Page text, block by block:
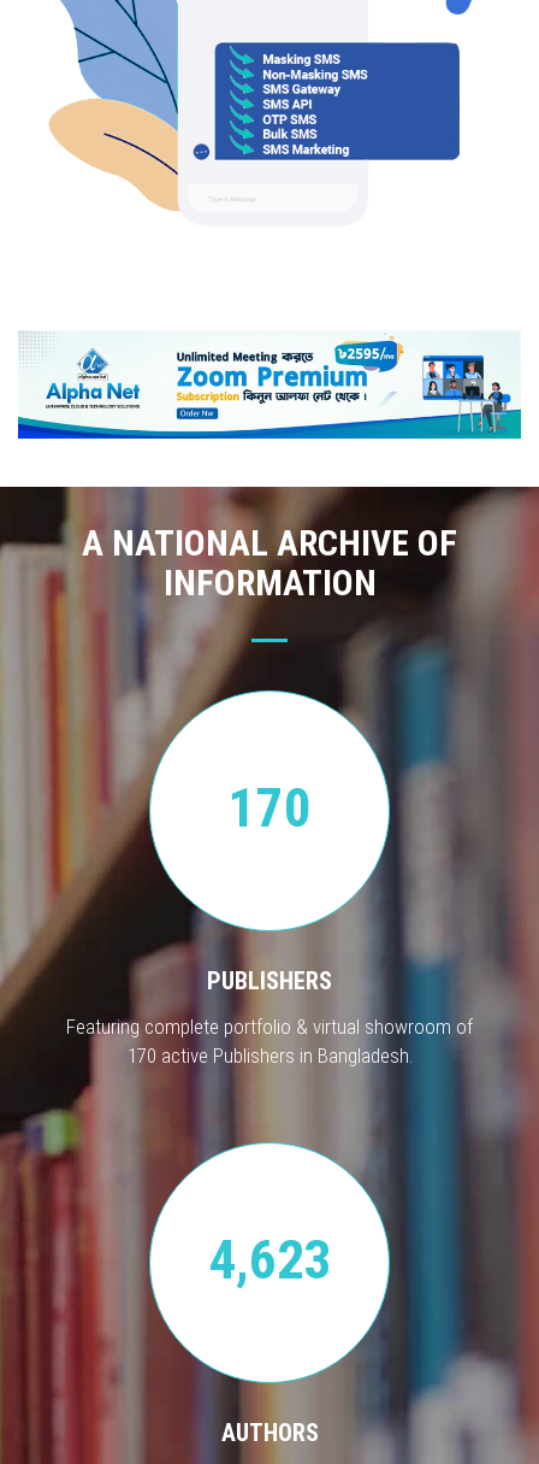
A NATIONAL ARCHIVE OF
INFORMATION
170
PUBLISHERS
Featuring complete portfolio & virtual showroom of
170 active Publishers in Bangladesh.
4,623
AUTHORS